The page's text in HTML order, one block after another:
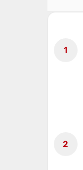
1
2